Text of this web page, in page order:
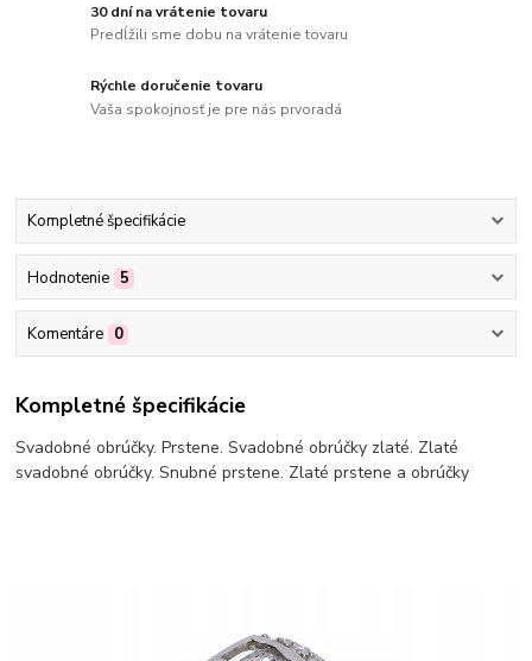
30 dní na vrátenie tovaru
Predĺžili sme dobu na vrátenie tovaru
Rýchle doručenie tovaru
Vaša spokojnosť je pre nás prvoradá
Kompletné špecifikácie
Hodnotenie 5
Komentáre 0
Kompletné špecifikácie
Svadobné obrúčky. Prstene. Svadobné obrúčky zlaté. Zlaté
svadobné obrúčky. Snubné prstene. Zlaté prstene a obrúčky